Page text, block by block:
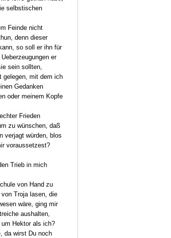
selbstischen
Feinde nicht
denn dieser
so soll er ihn für
er
sein sollten,
gelegen, mit dem ich
Gedanken
oder meinem Kopfe
Frieden
zu wünschen, daß
verjagt würden, blos
voraussetzest?
Trieb in mich
von Hand zu
Troja lasen, die
wäre, ging mir
aushalten,
Hektor als ich?
da wirst Du noch